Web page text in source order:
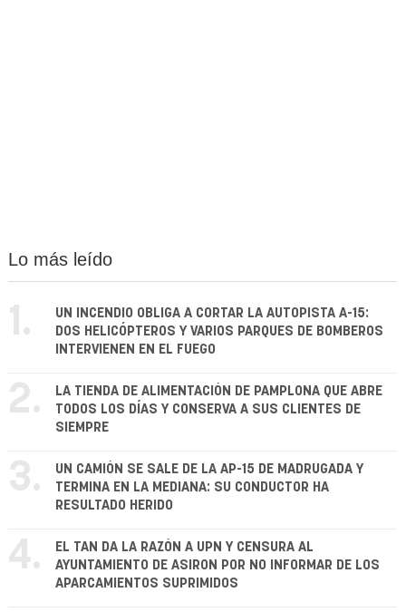
Lo más leído
1.
UN INCENDIO OBLIGA A CORTAR LA AUTOPISTA A-15:
DOS HELICÓPTEROS Y VARIOS PARQUES DE BOMBEROS
INTERVIENEN EN EL FUEGO
2.
LA TIENDA DE ALIMENTACIÓN DE PAMPLONA QUE ABRE
TODOS LOS DÍAS Y CONSERVA A SUS CLIENTES DE
SIEMPRE
3.
UN CAMIÓN SE SALE DE LA AP-15 DE MADRUGADA Y
TERMINA EN LA MEDIANA: SU CONDUCTOR HA
RESULTADO HERIDO
4.
EL TAN DA LA RAZÓN A UPN Y CENSURA AL
AYUNTAMIENTO DE ASIRON POR NO INFORMAR DE LOS
APARCAMIENTOS SUPRIMIDOS